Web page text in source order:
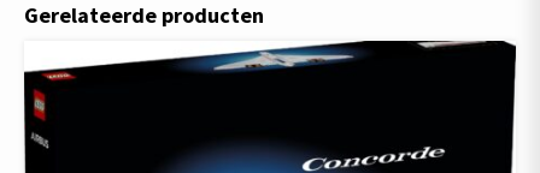
Gerelateerde producten